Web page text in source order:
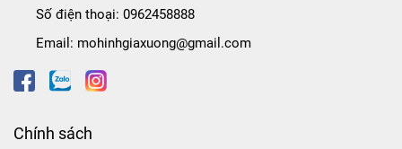
Số điện thoại: 0962458888
Email: mohinhgiaxuong@gmail.com
Chính sách